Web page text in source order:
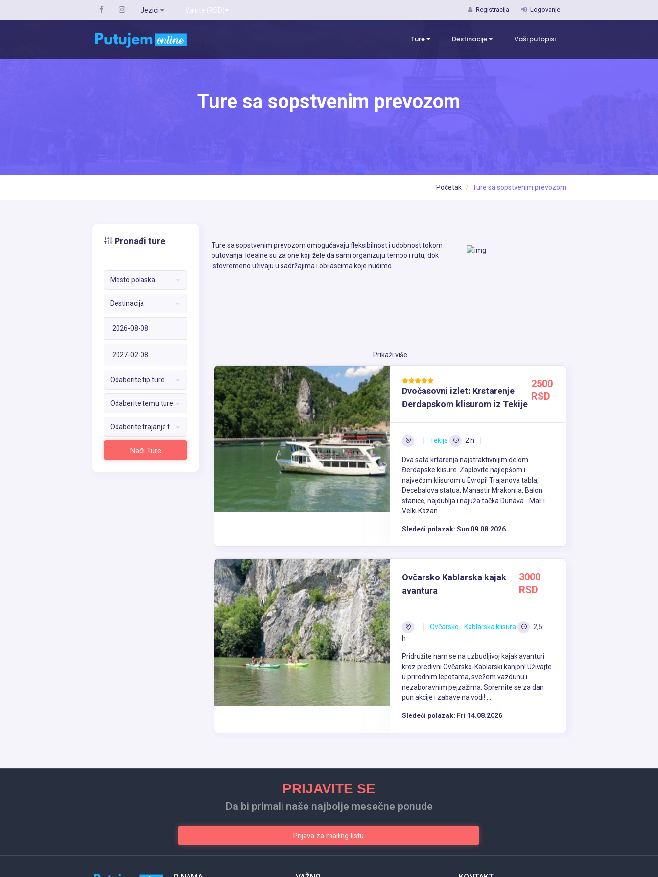
Jezici Valute (RSD) Registracija Logovanje
Ture Destinacije Vaši putopisi
Ture sa sopstvenim prevozom
Početak Ture sa sopstvenim prevozom
Pronađi ture
Mesto polaska
Destinacija
Odaberite tip ture
Odaberite temu ture
Odaberite trajanje ture
Nađi Ture
Ture sa sopstvenim prevozom omogućavaju fleksibilnost i udobnost tokom
putovanja. Idealne su za one koji žele da sami organizuju tempo i rutu, dok
istovremeno uživaju u sadržajima i obilascima koje nudimo.
Prikaži više
Dvočasovni izlet: Krstarenje
Đerdapskom klisurom iz Tekije
2500
RSD
Tekija 2 h
Dva sata krtarenja najatraktivnijim delom
Đerdapske klisure. Zaplovite najlepšom i
najvećom klisurom u Evropi! Trajanova tabla,
Decebalova statua, Manastir Mrakonija, Balon
stanice, najdublja i najuža tačka Dunava - Mali i
Velki Kazan.. ...
Sledeći polazak: Sun 09.08.2026
Ovčarsko Kablarska kajak
avantura
3000
RSD
Ovčarsko - Kablarska klisura
2,5
h
Pridružite nam se na uzbudljivoj kajak avanturi
kroz predivni Ovčarsko-Kablarski kanjon! Uživajte
u prirodnim lepotama, svežem vazduhu i
nezaboravnim pejzažima. Spremite se za dan
pun akcije i zabave na vodi! ...
Sledeći polazak: Fri 14.08.2026
PRIJAVITE SE
Da bi primali naše najbolje mesečne ponude
Prijava za mailing listu